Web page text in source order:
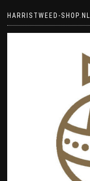
HARRISTWEED-SHOP.NL